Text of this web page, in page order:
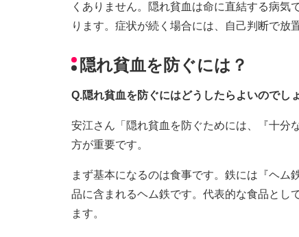
くありません。隠れ貧血は命に直結する病気
ります。症状が続く場合には、自己判断で放
隠れ貧血を防ぐには？
Q.隠れ貧血を防ぐにはどうしたらよいのでし
安江さん「隠れ貧血を防ぐためには、『十分
方が重要です。
まず基本になるのは食事です。鉄には『ヘム
品に含まれるヘム鉄です。代表的な食品とし
ます。